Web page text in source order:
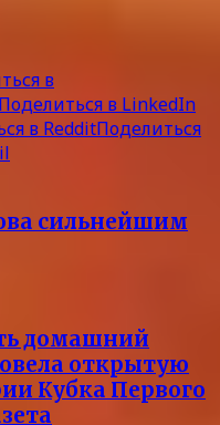
в
Поделиться в LinkedIn
в RedditПоделиться
сильнейшим
домашний
открытую
Кубка Первого